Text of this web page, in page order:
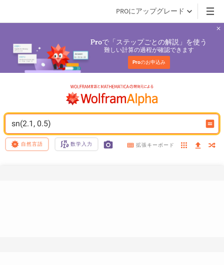
PROにアップグレード
Proで「ステップごとの解説」を使う
難しい計算の過程が確認できます
Proのお申込み
sn(2.1, 0.5)
自然言語 数学入力 拡張キーボード